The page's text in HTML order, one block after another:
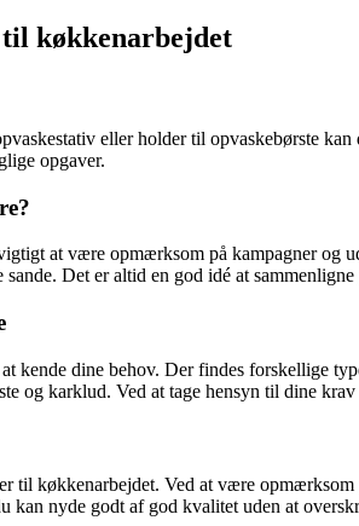
til køkkenarbejdet
eller holder til opvaskebørste
opgaver.
at være opmærksom på kampagner
Det er altid en god idé at
kende dine behov. Der findes
og karklud. Ved at tage hensyn til dine
til køkkenarbejdet. Ved at være
kan nyde godt af god kvalitet uden at